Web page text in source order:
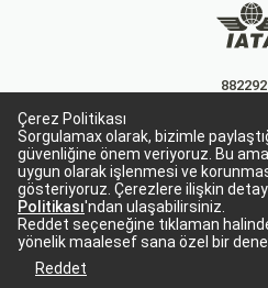
Çerez Politikası
Sorgulamax olarak, bizimle
güvenliğine önem veriyoruz. Bu
uygun olarak işlenmesi ve
gösteriyoruz. Çerezlere ilişkin
Politikası'ndan ulaşabilirsiniz.
Reddet seçeneğine tıklaman
yönelik maalesef sana özel bir
Reddet
15863
Sorgulamax Turizim,